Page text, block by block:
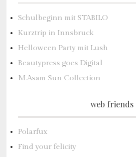
Schulbeginn mit STABILO
Kurztrip in Innsbruck
Helloween Party mit Lush
Beautypress goes Digital
M.Asam Sun Collection
web friends
Polarfux
Find your felicity